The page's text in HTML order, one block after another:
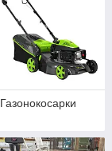
Газонокосарки